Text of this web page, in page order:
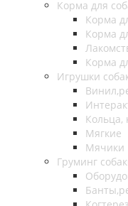
Корма для
Корма
Корма
Корма
Игрушки
Кольца,
Мягкие
Мячики
Груминг